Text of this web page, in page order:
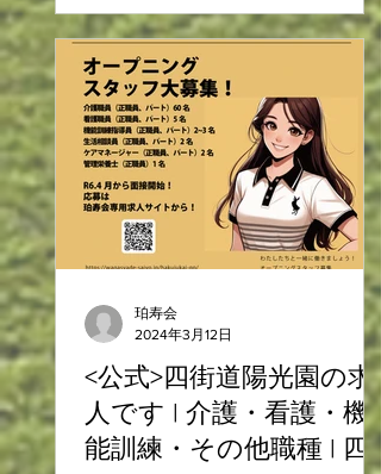
ご案内いたします。（写真はイメー
ジです） 柏陽光園は 閑静な住宅街
の中を流れる小川のほとりにある、
自然に恵まれた環境です。...
<公式>四街道陽光園の求
人です | 介護・看護・機
能訓練・その他職種 | 四
珀寿会
2024年3月12日